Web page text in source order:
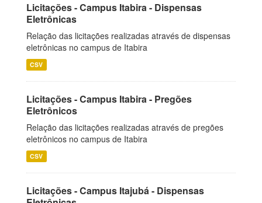
Licitações - Campus Itabira - Dispensas
Eletrônicas
Relação das licitações realizadas através de dispensas
eletrônicas no campus de Itabira
CSV
Licitações - Campus Itabira - Pregões
Eletrônicos
Relação das licitações realizadas através de pregões
eletrônicos no campus de Itabira
CSV
Licitações - Campus Itajubá - Dispensas